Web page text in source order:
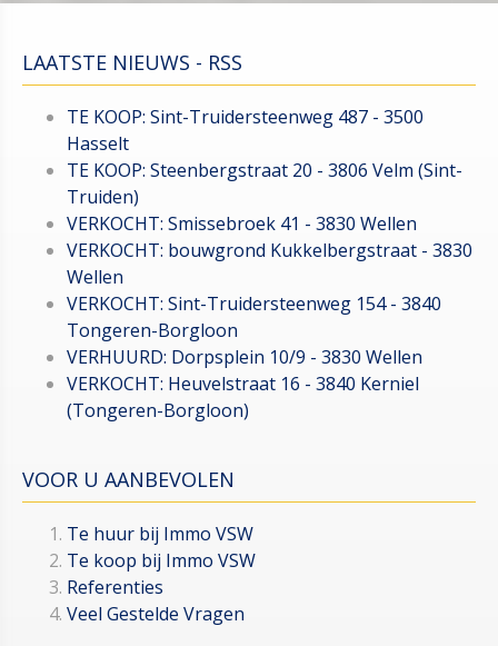
LAATSTE NIEUWS - RSS
TE KOOP: Sint-Truidersteenweg 487 - 3500
Hasselt
TE KOOP: Steenbergstraat 20 - 3806 Velm (Sint-
Truiden)
VERKOCHT: Smissebroek 41 - 3830 Wellen
VERKOCHT: bouwgrond Kukkelbergstraat - 3830
Wellen
VERKOCHT: Sint-Truidersteenweg 154 - 3840
Tongeren-Borgloon
VERHUURD: Dorpsplein 10/9 - 3830 Wellen
VERKOCHT: Heuvelstraat 16 - 3840 Kerniel
(Tongeren-Borgloon)
VOOR U AANBEVOLEN
Te huur bij Immo VSW
Te koop bij Immo VSW
Referenties
Veel Gestelde Vragen